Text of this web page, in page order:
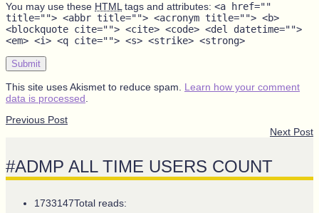
You may use these HTMLtags and attributes: <a href=""
title=""> <abbr title=""> <acronym title=""> <b>
<blockquote cite=""> <cite> <code> <del datetime="">
<em> <i> <q cite=""> <s> <strike> <strong>
Submit
This site uses Akismet to reduce spam. Learn how your comment
data is processed.
Previous Post
Next Post
#ADMP ALL TIME USERS COUNT
1733147Total reads: